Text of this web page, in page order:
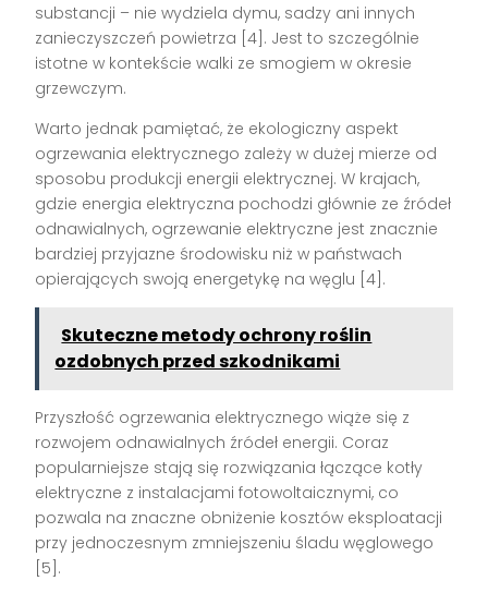
substancji – nie wydziela dymu, sadzy ani innych
zanieczyszczeń powietrza [4]. Jest to szczególnie
istotne w kontekście walki ze smogiem w okresie
grzewczym.
Warto jednak pamiętać, że ekologiczny aspekt
ogrzewania elektrycznego zależy w dużej mierze od
sposobu produkcji energii elektrycznej. W krajach,
gdzie energia elektryczna pochodzi głównie ze źródeł
odnawialnych, ogrzewanie elektryczne jest znacznie
bardziej przyjazne środowisku niż w państwach
opierających swoją energetykę na węglu [4].
Skuteczne metody ochrony roślin
ozdobnych przed szkodnikami
Przyszłość ogrzewania elektrycznego wiąże się z
rozwojem odnawialnych źródeł energii. Coraz
popularniejsze stają się rozwiązania łączące kotły
elektryczne z instalacjami fotowoltaicznymi, co
pozwala na znaczne obniżenie kosztów eksploatacji
przy jednoczesnym zmniejszeniu śladu węglowego
[5].